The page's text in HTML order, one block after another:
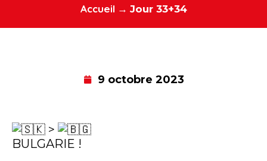
Accueil → Jour 33+34
9 octobre 2023
>
BULGARIE !